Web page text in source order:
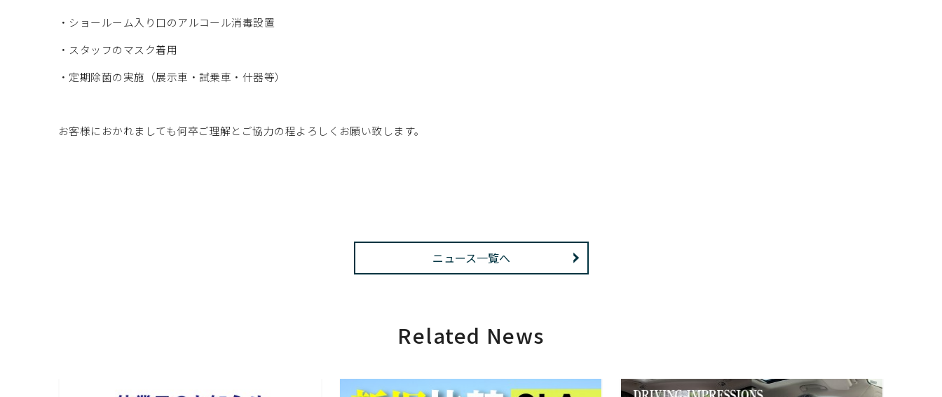
・ショールーム入り口のアルコール消毒設置
・スタッフのマスク着用
・定期除菌の実施（展示車・試乗車・什器等）
お客様におかれましても何卒ご理解とご協力の程よろしくお願い致します。
ニュース一覧へ
Related News